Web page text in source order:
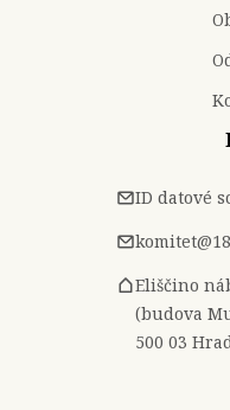
ID datové
Eliščino
(budova
500 03